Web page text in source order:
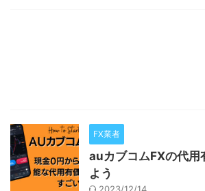
FX業者
auカブコムFXの代用
よう